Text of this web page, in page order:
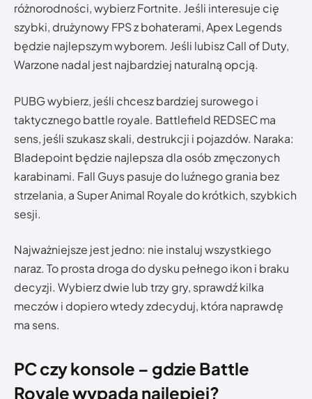
różnorodności, wybierz Fortnite. Jeśli interesuje cię
szybki, drużynowy FPS z bohaterami, Apex Legends
będzie najlepszym wyborem. Jeśli lubisz Call of Duty,
Warzone nadal jest najbardziej naturalną opcją.
PUBG wybierz, jeśli chcesz bardziej surowego i
taktycznego battle royale. Battlefield REDSEC ma
sens, jeśli szukasz skali, destrukcji i pojazdów. Naraka:
Bladepoint będzie najlepsza dla osób zmęczonych
karabinami. Fall Guys pasuje do luźnego grania bez
strzelania, a Super Animal Royale do krótkich, szybkich
sesji.
Najważniejsze jest jedno: nie instaluj wszystkiego
naraz. To prosta droga do dysku pełnego ikon i braku
decyzji. Wybierz dwie lub trzy gry, sprawdź kilka
meczów i dopiero wtedy zdecyduj, która naprawdę
ma sens.
PC czy konsole – gdzie Battle
Royale wypada najlepiej?